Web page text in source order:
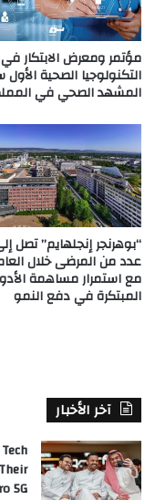
مؤتمر ومعرض الابتكار في
التكنولوجيا الصحية
المشهد الصحي في
“بوهرنجر إنجلهايم” تصل
مع استمرار مساهمة
المبتكرة في دفع النمو
آخر الأخبار
5G